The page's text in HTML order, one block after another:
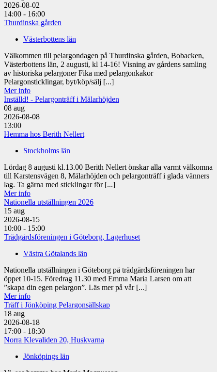
2026-08-02
14:00 - 16:00
Thurdinska gården
Västerbottens län
Välkommen till pelargondagen på Thurdinska gården, Bobacken,
Västerbottens län, 2 augusti, kl 14-16! Visning av gårdens samling
av historiska pelargoner Fika med pelargonkakor
Pelargonsticklingar, byt/köp/sälj [...]
Mer info
Inställd! - Pelargonträff i Mälarhöjden
08 aug
2026-08-08
13:00
Hemma hos Berith Nellert
Stockholms län
Lördag 8 augusti kl.13.00 Berith Nellert önskar alla varmt välkomna
till Karstensvägen 8, Mälarhöjden och pelargonträff i glada vänners
lag. Ta gärna med sticklingar för [...]
Mer info
Nationella utställningen 2026
15 aug
2026-08-15
10:00 - 15:00
Trädgårdsföreningen i Göteborg, Lagerhuset
Västra Götalands län
Nationella utställningen i Göteborg på trädgårdsföreningen har
öppet 10-15. Föredrag 11.30 med Emma Maria Larsen om att
”skapa din egen pelargon”. Läs mer på vår [...]
Mer info
Träff i Jönköping Pelargonsällskap
18 aug
2026-08-18
17:00 - 18:30
Norra Klevaliden 20, Huskvarna
Jönköpings län